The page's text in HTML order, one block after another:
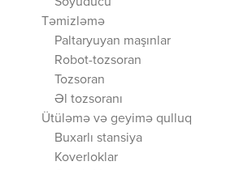
Təmizləmə
Paltaryuyan maşınlar
Robot-tozsoran
Tozsoran
Əl tozsoranı
Ütüləmə və geyimə qulluq
Buxarlı stansiya
Koverloklar